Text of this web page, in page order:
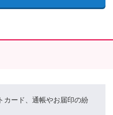
カード、通帳やお届印の紛